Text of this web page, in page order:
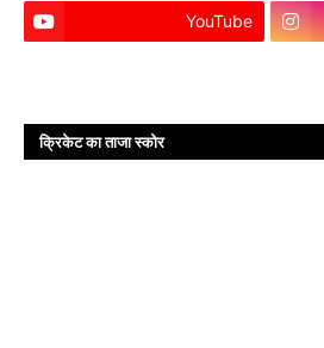
YouTube
क्रिकेट का ताजा स्कोर